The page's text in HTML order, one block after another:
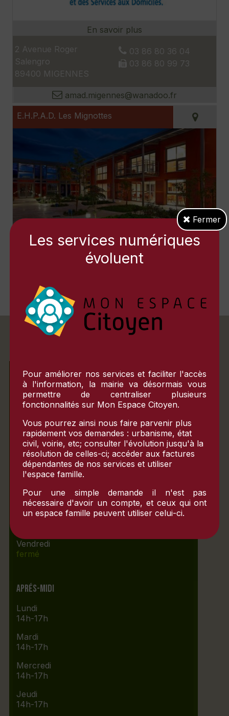
2 Avenue Roger
Salengro
89400 MIGENNES
03 86 80 36 04
03 86 80 99 73
amad.migennes@wanadoo.fr
E.H.P.A.D. Les Mignottes
1 rue de la Fraternité
03.86.92.14.40
ehpad-migennesorange.fr
ACCUEIL DU PUBLIC
Matin
Lundi
10h-12h
Mardi
fermé
Mercredifermé
Jeudi
Vendredi
fermé
Aprés-midi
Lundi
14h-17h
Mardi
14h-17h
Mercredi
14h-17h
Jeudi
14h-17h
Fermer
Les services numériques
évoluent
Pour améliorer nos services et faciliter l'accès
à l'information, la mairie va désormais vous
permettre de centraliser plusieurs
fonctionnalités sur Mon Espace Citoyen.
Vous pourrez ainsi nous faire parvenir plus
rapidement vos demandes : urbanisme, état
civil, voirie, etc; consulter l'évolution jusqu'à la
résolution de celles-ci; accéder aux factures
dépendantes de nos services et utiliser
l'espace famille.
Pour une simple demande il n'est pas
nécessaire d'avoir un compte, et ceux qui ont
un espace famille peuvent utiliser celui-ci.